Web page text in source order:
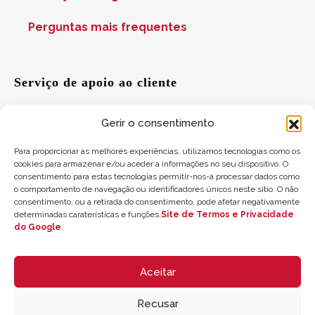
Gerir o consentimento
Para proporcionar as melhores experiências, utilizamos tecnologias como os
cookies para armazenar e/ou aceder a informações no seu dispositivo. O
consentimento para estas tecnologias permitir-nos-á processar dados como
o comportamento de navegação ou identificadores únicos neste sítio. O não
consentimento, ou a retirada do consentimento, pode afetar negativamente
determinadas caraterísticas e funções.Site de Termos e Privacidade
do Google.
Aceitar
Recusar
Perguntas mais frequentes
Serviço de apoio ao cliente
Sugestões
Onde nos encontrar
Saldo do cartão-presente